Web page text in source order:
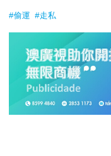
#偷運 #走私